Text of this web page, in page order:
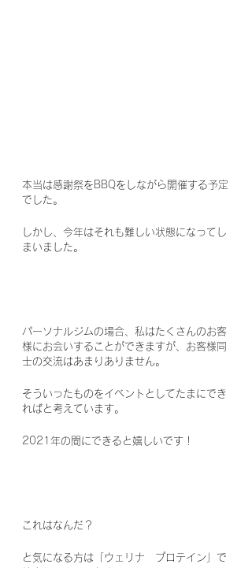
本当は感謝祭をBBQをしながら開催する予定
でした。
しかし、今年はそれも難しい状態になってし
まいました。
パーソナルジムの場合、私はたくさんのお客
様にお会いすることができますが、お客様同
士の交流はあまりありません。
そういったものをイベントとしてたまにでき
ればと考えています。
2021年の間にできると嬉しいです！
これはなんだ？
と気になる方は「ウェリナ　プロテイン」で